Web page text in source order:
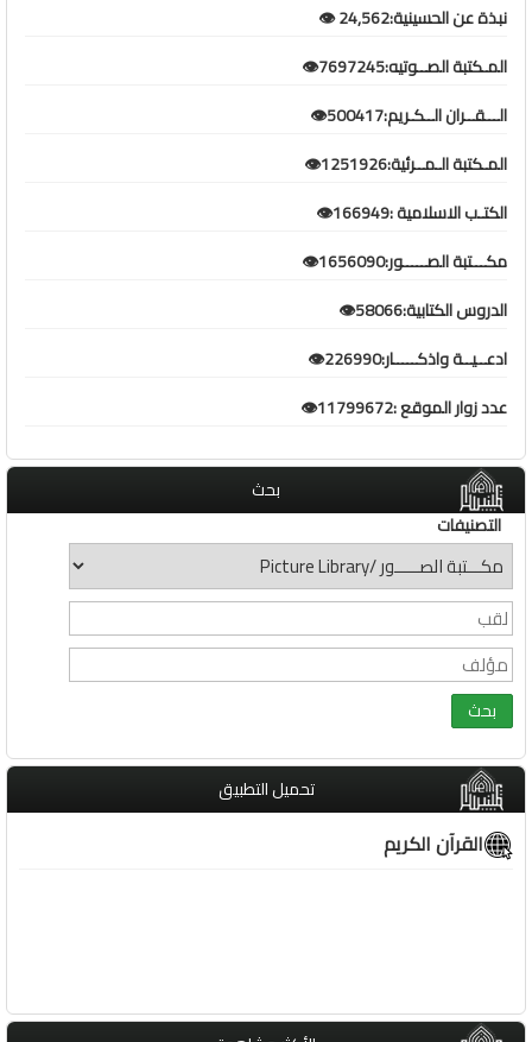
نبذة عن الحسينية:24,562 👁️
المـكتبة الصــوتيه:7697245👁️
الـــقــران الــكـريم:500417👁️
المـكتبة الـمــرئية:1251926👁️
الكتـب الاسلامية :166949👁️
مكـــتبة الصـــــور:1656090👁️
الدروس الكتابية:58066👁️
ادعــيــة واذكـــــار:226990👁️
عدد زوار الموقع :11799672👁️
بحث
التصنيفات
تحميل التطبيق
القرآن الكريم